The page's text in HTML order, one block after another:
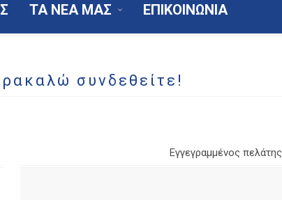
ΤΑ ΝΕΑ ΜΑΣ ΕΠΙΚΟΙΝΩΝΙΑ
συνδεθείτε!
Εγγεγραμμένος πελάτης